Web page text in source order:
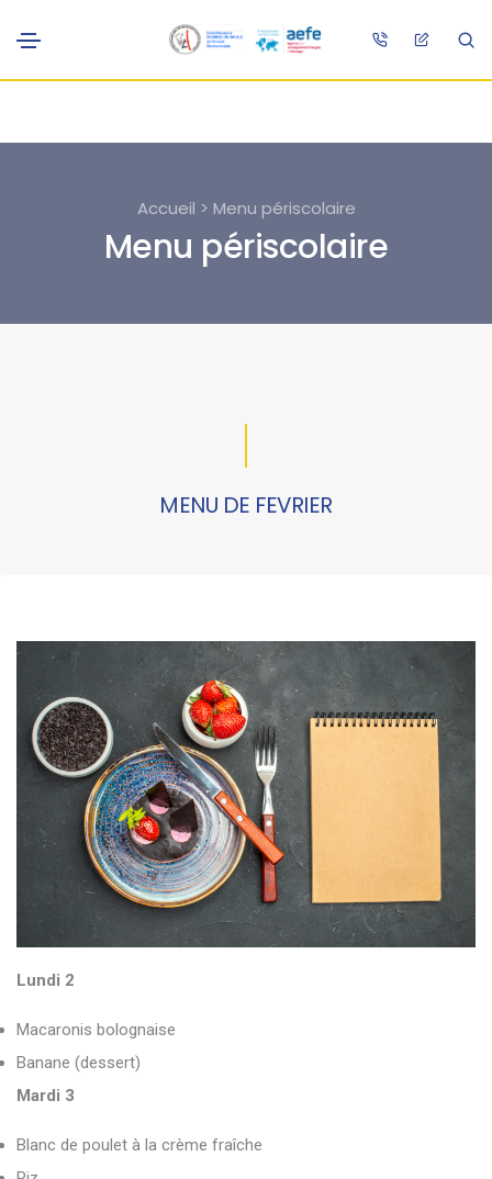
Accueil > Menu périscolaire
Menu périscolaire
MENU DE FEVRIER
Lundi 2
Macaronis bolognaise
Banane (dessert)
Mardi 3
Blanc de poulet à la crème fraîche